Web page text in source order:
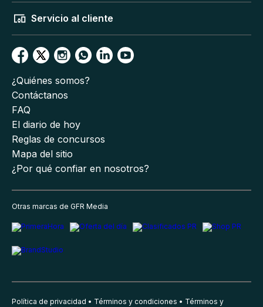
Servicio al cliente
¿Quiénes somos?
Contáctanos
FAQ
El diario de hoy
Reglas de concursos
Mapa del sitio
¿Por qué confiar en nosotros?
Otras marcas de GFR Media
Política de privacidad Términos y condiciones Términos y